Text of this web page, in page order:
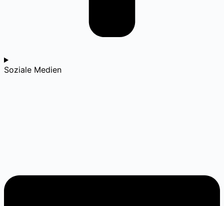
Soziale Medien